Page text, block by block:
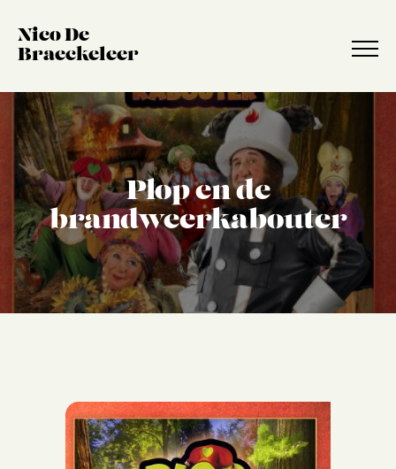
Nico De
Braeckeleer
Biografie
Plop en de
brandweerkabouter